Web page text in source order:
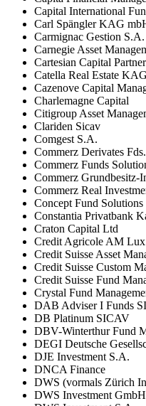
Capital International
Carl Spängler KAG
Carmignac Gestion S.A.
Carnegie Asset
Cartesian Capital
Catella Real Estate KAG
Cazenove Capital
Charlemagne Capital
Citigroup Asset
Clariden Sicav
Comgest S.A.
Commerz Derivates
Commerz Funds
Commerz Grundbesitz-
Commerz Real
Concept Fund
Constantia Privatbank
Craton Capital Ltd
Credit Agricole AM
Credit Suisse Asset
Credit Suisse Custom
Credit Suisse Fund
Crystal Fund
DAB Adviser I Funds
DB Platinum SICAV
DBV-Winterthur Fund
DEGI Deutsche
DJE Investment S.A.
DNCA Finance
DWS (vormals Zürich
DWS Investment GmbH